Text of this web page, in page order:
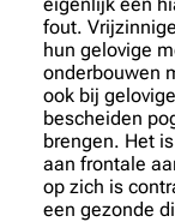
fout.
hun gelovige
onderbouwen
ook bij
bescheiden
brengen. Het
aan frontale
op zich is
een gezonde